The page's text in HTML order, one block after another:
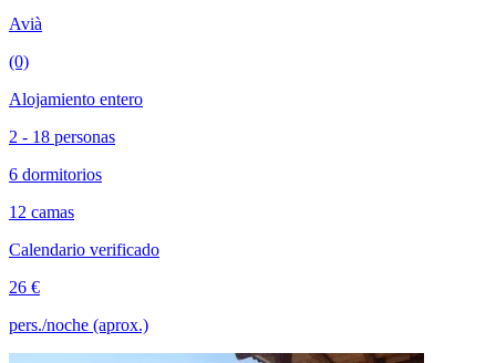
Avià
(0)
Alojamiento entero
2 - 18 personas
6 dormitorios
12 camas
Calendario verificado
26 €
pers./noche (aprox.)